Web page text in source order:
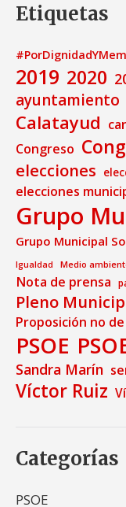
Etiquetas
2019 2020
ayuntamiento
Calatayud
Congreso
elecciones
elecciones
Grupo
Grupo Municipal
Igualdad Medio
Nota de prensa
Pleno
Proposición no
PSOE
Sandra Marín
Víctor Ruiz
Categorías
PSOE